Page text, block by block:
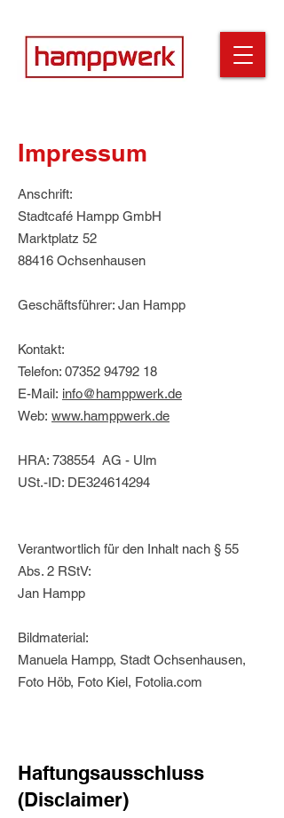
Impressum
Anschrift:
Stadtcafé Hampp GmbH
Marktplatz 52
88416 Ochsenhausen
Geschäftsführer: Jan Hampp
Kontakt:
Telefon: 07352 94792 18
E-Mail: info@hamppwerk.de
Web: www.hamppwerk.de
HRA: 738554 AG - Ulm
USt.-ID: DE324614294
Verantwortlich für den Inhalt nach § 55
Abs. 2 RStV:
Jan Hampp
Bildmaterial:
Manuela Hampp, Stadt Ochsenhausen,
Foto Höb, Foto Kiel, Fotolia.com
Haftungsausschluss
(Disclaimer)